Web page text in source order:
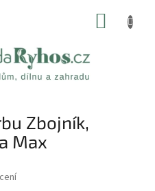
Zbojník,
Max